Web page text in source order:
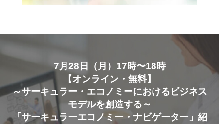
7月28日（月）17時〜18時
【オンライン・無料】
～サーキュラー・エコノミーにおけるビジネス
モデルを創造する～
「サーキュラーエコノミー・ナビゲーター」紹